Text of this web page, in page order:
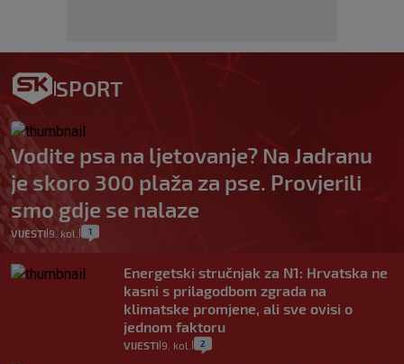
SPORT
Vodite psa na ljetovanje? Na Jadranu
je skoro 300 plaža za pse. Provjerili
smo gdje se nalaze
VIJESTI|9. kol. 1
Energetski stručnjak za N1: Hrvatska ne
kasni s prilagodbom zgrada na
klimatske promjene, ali sve ovisi o
jednom faktoru
VIJESTI 9. kol. 2